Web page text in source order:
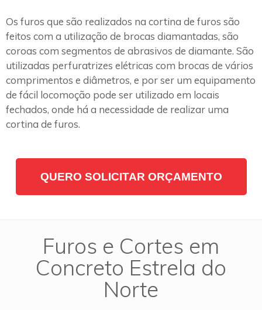
Os furos que são realizados na cortina de furos são
feitos com a utilização de brocas diamantadas, são
coroas com segmentos de abrasivos de diamante. São
utilizadas perfuratrizes elétricas com brocas de vários
comprimentos e diâmetros, e por ser um equipamento
de fácil locomoção pode ser utilizado em locais
fechados, onde há a necessidade de realizar uma
cortina de furos.
QUERO SOLICITAR ORÇAMENTO
Furos e Cortes em
Concreto Estrela do
Norte